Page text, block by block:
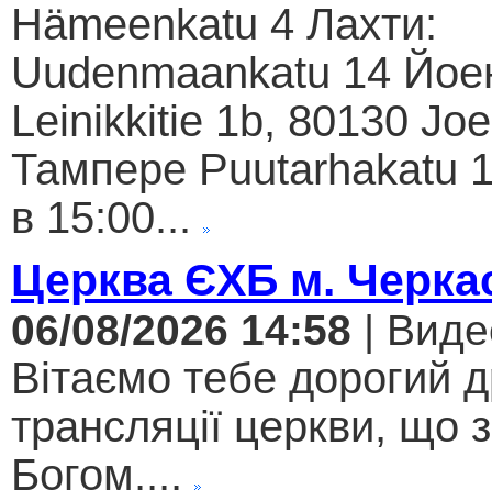
Hämeenkatu 4 Лахти:
Uudenmaankatu 14
Leinikkitie 1b, 80130
Тампере Puutarhakatu
в 15:00...
Церква ЄХБ м.
06/08/2026 14:58 |
Вітаємо тебе дорогий
трансляції церкви, що
Богом....